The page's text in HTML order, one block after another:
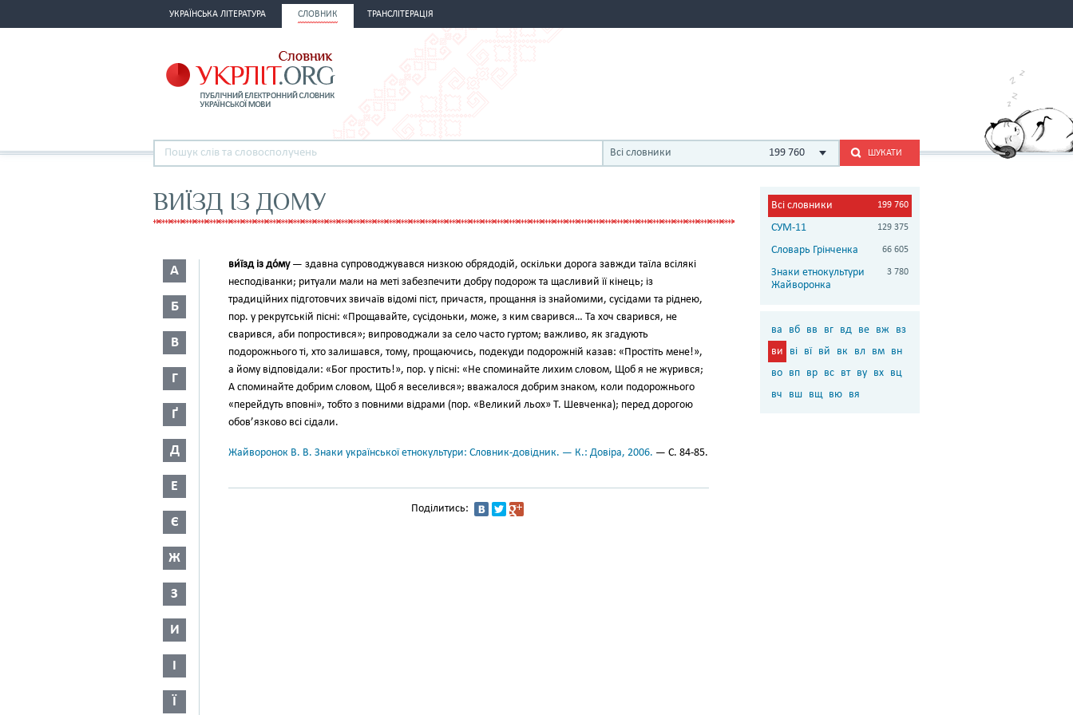
УКРАЇНСЬКА ЛІТЕРАТУРА СЛОВНИК ТРАНСЛІТЕРАЦІЯ
Всі словники 199 760 ШУКАТИ
ВИЇЗД ІЗ ДОМУ
А
Б
В
Г
Ґ
Д
Е
Є
Ж
З
И
І
Ї
ви́їзд із до́му— здавна супрово­джувався низкою обрядодій, оскіль­ки дорога завжди таїла всілякі
несподіванки; ритуали мали на меті забезпечити добру подорож та щасливий її кінець; із
традиційних підготовчих звичаїв відомі піст, причастя, прощання із знайоми­ми, сусідами та ріднею,
пор. у рекрутській пісні: «Прощавайте, сусі­доньки, може, з ким сварився… Та хоч сварився, не
сварився, аби попростився»; випроводжали за село часто гуртом; важливо, як згаду­ють
подорожнього ті, хто залишав­ся, тому, прощаючись, подекуди подорожній казав: «Простіть ме­не!»,
а йому відповідали: «Бог простить!», пор. у пісні: «Не спо­минайте лихим словом, Щоб я не журився;
А споминайте добрим словом, Щоб я веселився»; вважа­лося добрим знаком, коли подо­рожнього
«перейдуть вповні», тоб­то з повними відрами (пор. «Вели­кий льох» Т. Шевченка); перед до­рогою
обов’язково всі сідали.
Жайворонок В. В. Знаки української етнокультури: Словник-довідник. — К.: Довіра, 2006. — С. 84-85.
Поділитись:
Всі словники 199 760
СУМ-11 129 375
Словарь Грінченка 66 605
Знаки етнокультури
Жайворонка
3 780
ва вб вв вг вд ве вж вз
ви
ві вї вй вк вл вм вн
во вп вр вс вт ву вх вц
вч
вш вщ вю вя